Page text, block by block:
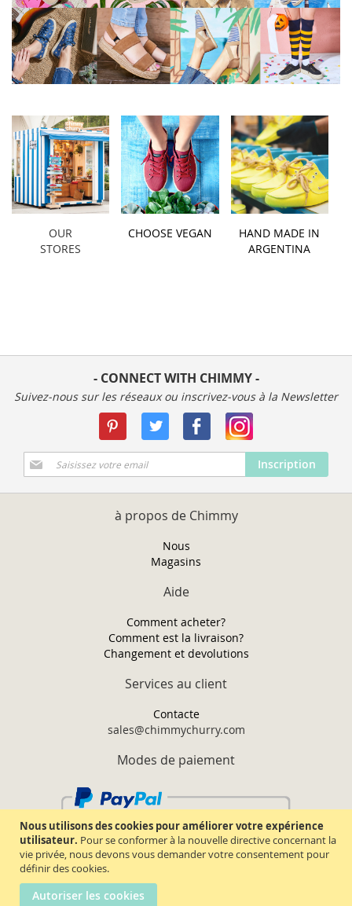
Nous utilisons des cookies pour améliorer votre expérience
utilisateur. Pour se conformer à la nouvelle directive concernant la
vie privée, nous devons vous demander votre consentement pour
définir des cookies.
Autoriser les cookies
OUR
STORES
CHOOSE VEGAN
HAND MADE IN
ARGENTINA
- CONNECT WITH CHIMMY -
Suivez-nous sur les réseaux ou inscrivez-vous à la Newsletter
Inscription
à
notre
Inscription
à propos de Chimmy
Nous
Magasins
Aide
Comment acheter?
Comment est la livraison?
Changement et devolutions
Services au client
Contacte
sales@chimmychurry.com
Modes de paiement
Chimmy Churry TM. Tous droits réservés.